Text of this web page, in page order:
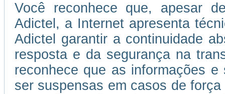
Você reconhece que, apesar
Adictel, a Internet apresenta
Adictel garantir a continuidade
resposta e da segurança na
reconhece que as informações
ser suspensas em casos de